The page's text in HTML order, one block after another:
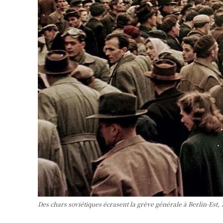
Des chars soviétiques écrasent la grève générale à Berlin-Est,